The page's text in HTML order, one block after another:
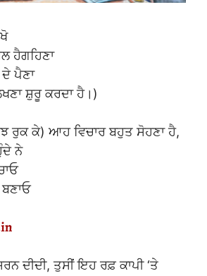
ਹੈਗਹਿਣਾ
ਪੈਣਾ
ਸ਼ੁਰੂ ਕਰਦਾ ਹੈ।)
ਰੁਕ ਕੇ) ਆਹ ਵਿਚਾਰ ਬਹੁਤ ਸੋਹਣਾ ਹੈ,
ਨੇ
ਦੀਦੀ, ਤੁਸੀਂ ਇਹ ਰਫ਼ ਕਾਪੀ ‘ਤੇ